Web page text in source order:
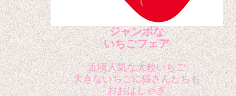
ジャンボな
いちごフェア
近頃人気な大粒いちご
大きないちごに猫さんたちも
おおはしゃぎ